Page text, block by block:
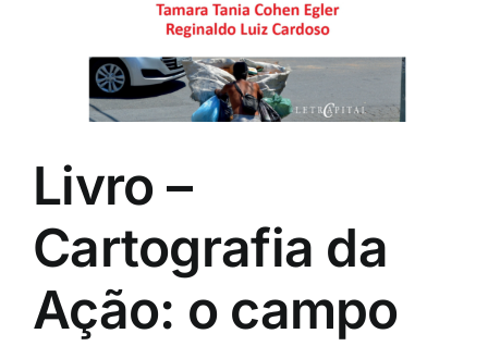
Livro –
Cartografia da
Ação: o campo